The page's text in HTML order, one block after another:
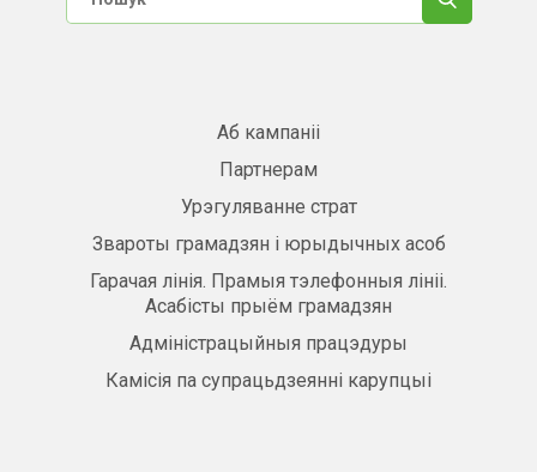
Аб кампаніі
Партнерам
Урэгуляванне страт
Звароты грамадзян і юрыдычных асоб
Гарачая лінія. Прамыя тэлефонныя лініі.
Асабісты прыём грамадзян
Адміністрацыйныя працэдуры
Камісія па супрацьдзеянні карупцыі